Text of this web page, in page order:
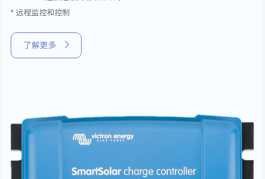
* 远程监控和控制
了解更多